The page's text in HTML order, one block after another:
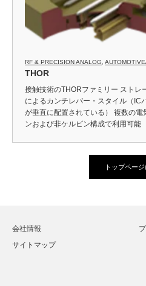
RF & PRECISION ANALOG
THOR
接触技術のTHORファミリー ストレ
によるカンチレバー・スタイル（IC
が垂直に配置されている） 複数の
ンおよび非ケルビン構成で利用可能
トップペー
会社情報
サイトマップ